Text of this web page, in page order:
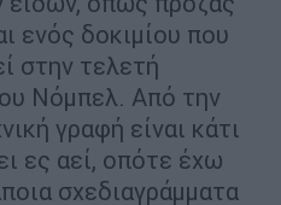
ενός δοκιμίου που
στην τελετή
Νόμπελ. Από την
γραφή είναι κάτι
ες αεί, οπότε έχω
σχεδιαγράμματα